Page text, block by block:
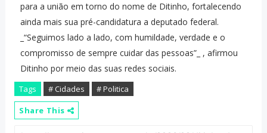
para a união em torno do nome de Ditinho, fortalecendo
ainda mais sua pré-candidatura a deputado federal.
_“Seguimos lado a lado, com humildade, verdade e o
compromisso de sempre cuidar das pessoas”_ , afirmou
Ditinho por meio das suas redes sociais.
Tags # Cidades
# Politica
Share This